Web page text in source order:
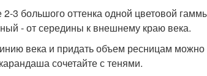
3 большого оттенка одной цветовой
- от середины к внешнему краю века.
века и придать объем ресницам
сочетайте с тенями.